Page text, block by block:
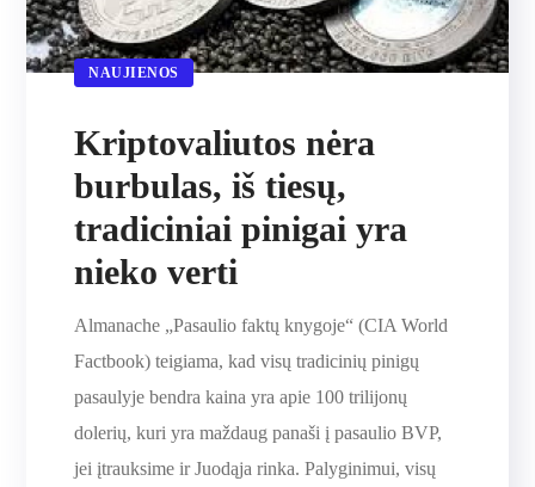
NAUJIENOS
Kriptovaliutos nėra
burbulas, iš tiesų,
tradiciniai pinigai yra
nieko verti
Almanache „Pasaulio faktų knygoje“ (CIA World
Factbook) teigiama, kad visų tradicinių pinigų
pasaulyje bendra kaina yra apie 100 trilijonų
dolerių, kuri yra maždaug panaši į pasaulio BVP,
jei įtrauksime ir Juodąja rinka. Palyginimui, visų